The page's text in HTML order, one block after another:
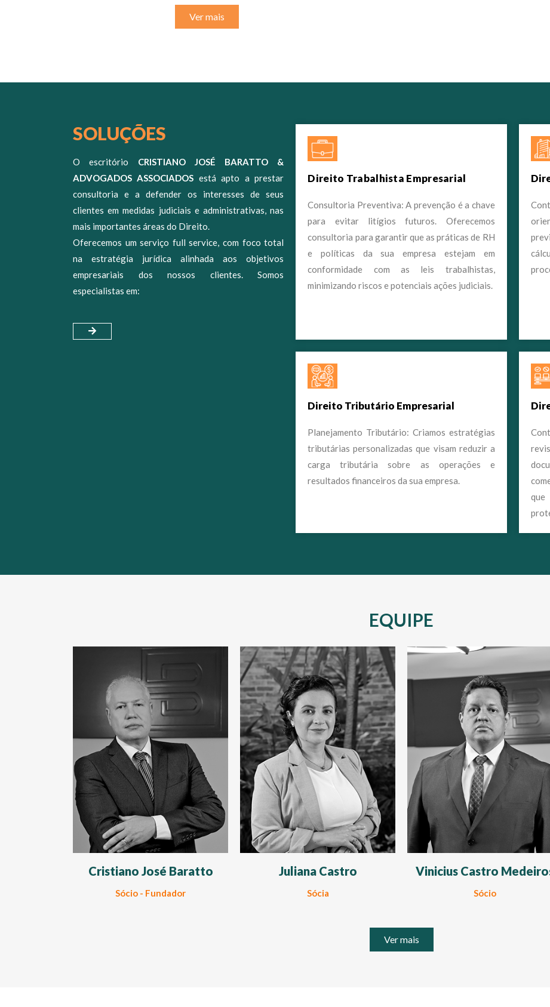
Ver mais
SOLUÇÕES
O escritório CRISTIANO JOSÉ BARATTO &
ADVOGADOS ASSOCIADOS está apto a prestar
consultoria e a defender os interesses de seus
clientes em medidas judiciais e administrativas, nas
mais importantes áreas do Direito.
Oferecemos um serviço full service, com foco total
na estratégia jurídica alinhada aos objetivos
empresariais dos nossos clientes. Somos
especialistas em:
Direito Trabalhista Empresarial
Consultoria Preventiva: A prevenção é a chave
para evitar litígios futuros. Oferecemos
consultoria para garantir que as práticas de RH
e políticas da sua empresa estejam em
conformidade com as leis trabalhistas,
minimizando riscos e potenciais ações judiciais.
Direito Tributário Empresarial
Planejamento Tributário: Criamos estratégias
tributárias personalizadas que visam reduzir a
carga tributária sobre as operações e
resultados financeiros da sua empresa.
que
EQUIPE
Cristiano José Baratto
Sócio - Fundador
Juliana Castro
Sócia
Vinicius Castro
Sócio
Ver mais